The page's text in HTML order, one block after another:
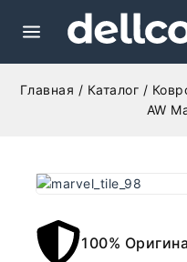
Главная / Каталог /
AW
100%